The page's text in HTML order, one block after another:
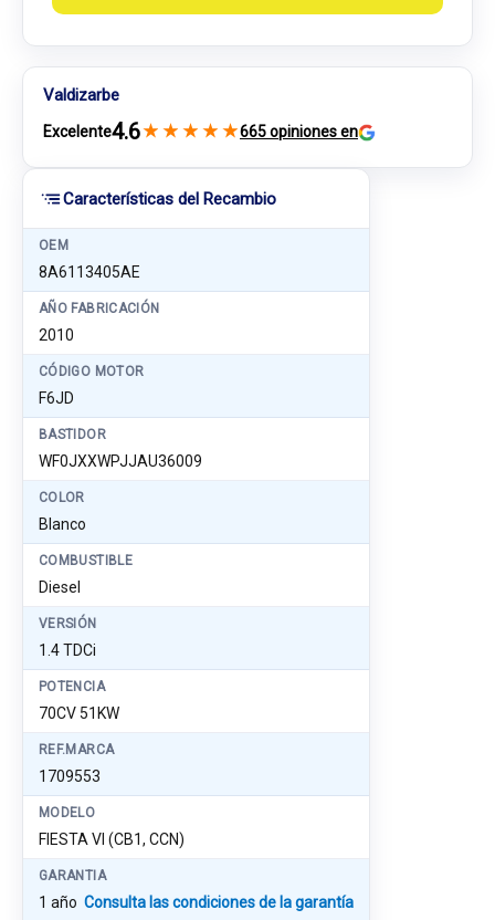
Características del Recambio
OEM
8A6113405AE
AÑO FABRICACIÓN
2010
CÓDIGO MOTOR
F6JD
BASTIDOR
WF0JXXWPJJAU36009
COLOR
Blanco
COMBUSTIBLE
Diesel
VERSIÓN
1.4 TDCi
POTENCIA
70CV 51KW
REF.MARCA
1709553
MODELO
FIESTA VI (CB1, CCN)
GARANTIA
1 año Consulta las condiciones de la garantía
Valdizarbe
Excelente4.6★ ★ ★ ★ ★665 opiniones en